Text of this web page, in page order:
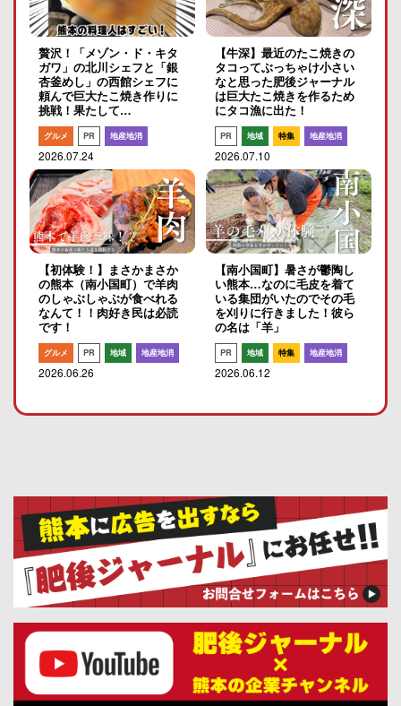
贅沢！「メゾン・ド・キタ
ガワ」の北川シェフと「銀
杏釜めし」の西館シェフに
頼んで巨大たこ焼き作りに
挑戦！果たして…
グルメ PR 地産地消
2026.07.24
【牛深】最近のたこ焼きの
タコってぶっちゃけ小さい
なと思った肥後ジャーナル
は巨大たこ焼きを作るため
にタコ漁に出た！
PR 地域 特集 地産地消
2026.07.10
【初体験！】まさかまさか
の熊本（南小国町）で羊肉
のしゃぶしゃぶが食べれる
なんて！！肉好き民は必読
です！
グルメ PR 地域 地産地消
2026.06.26
【南小国町】暑さが鬱陶し
い熊本…なのに毛皮を着て
いる集団がいたのでその毛
を刈りに行きました！彼ら
の名は「羊」
PR 地域 特集 地産地消
2026.06.12